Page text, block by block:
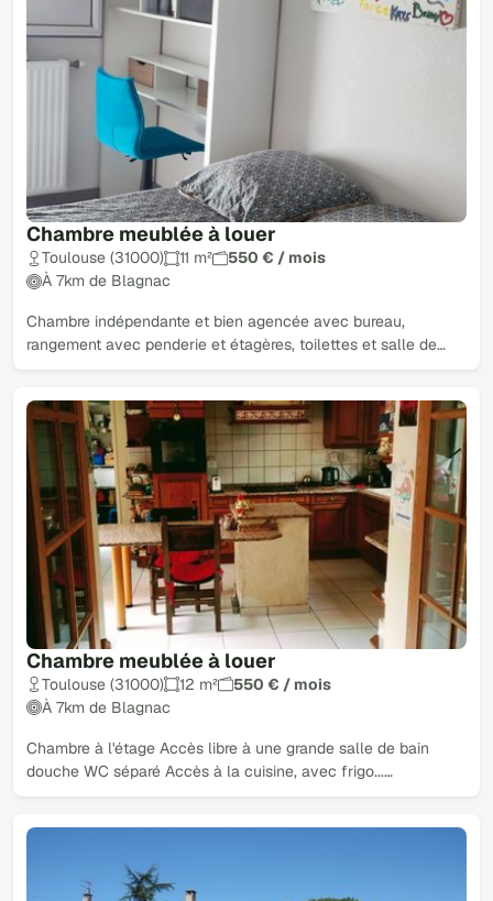
Chambre meublée à louer
Toulouse (31000) 11 m²
550 € / mois
À 7km de Blagnac
Chambre indépendante et bien agencée avec bureau,
rangement avec penderie et étagères, toilettes et salle de…
Chambre meublée à louer
Toulouse (31000) 12 m²
550 € / mois
À 7km de Blagnac
Chambre à l'étage Accès libre à une grande salle de bain
douche WC séparé Accès à la cuisine, avec frigo...…